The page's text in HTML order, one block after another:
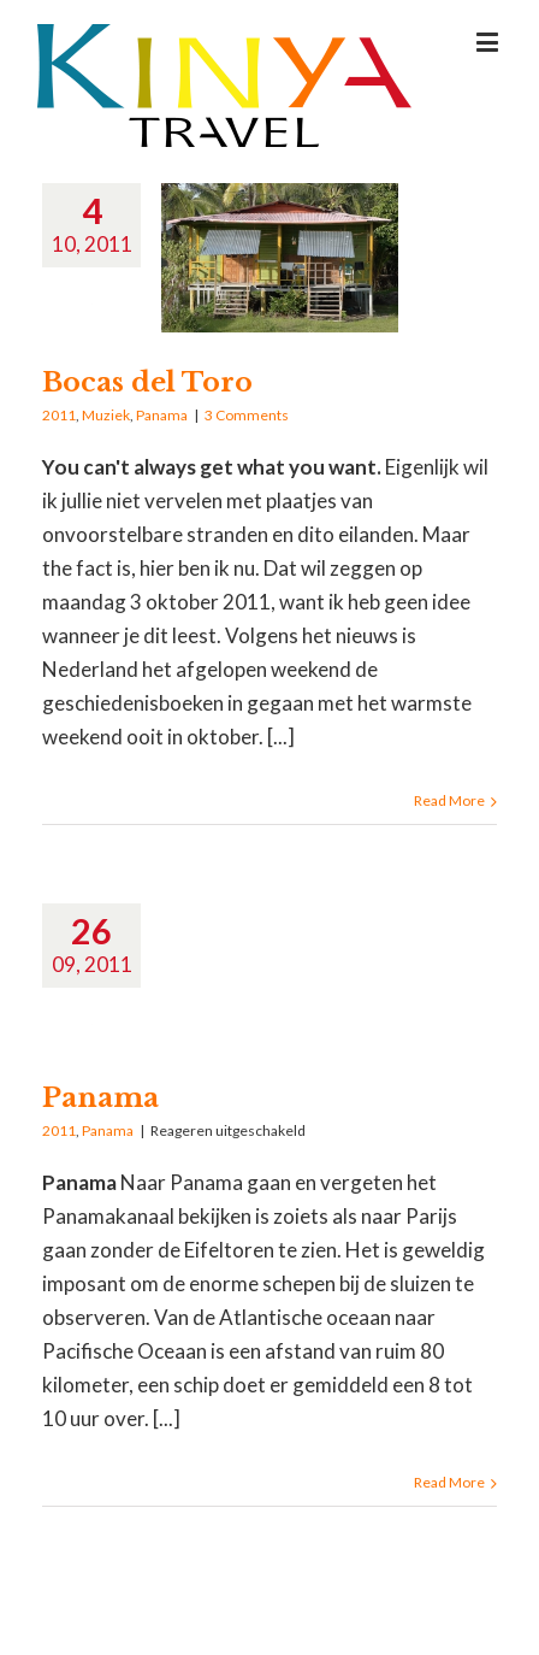
4
10, 2011
Bocas del Toro
2011,Muziek,Panama | 3 Comments
You can't always get what you want.Eigenlijk wil
ik jullie niet vervelen met plaatjes van
onvoorstelbare stranden en dito eilanden. Maar
the fact is, hier ben ik nu. Dat wil zeggen op
maandag 3 oktober 2011, want ik heb geen idee
wanneer je dit leest. Volgens het nieuws is
Nederland het afgelopen weekend de
geschiedenisboeken in gegaan met het warmste
weekend ooit in oktober. [...]
Read More
26
09, 2011
Panama
2011,Panama | Reageren uitgeschakeld
PanamaNaar Panama gaan en vergeten het
Panamakanaal bekijken is zoiets als naar Parijs
gaan zonder de Eifeltoren te zien. Het is geweldig
imposant om de enorme schepen bij de sluizen te
observeren. Van de Atlantische oceaan naar
Pacifische Oceaan is een afstand van ruim 80
kilometer, een schip doet er gemiddeld een 8 tot
10 uur over. [...]
Read More